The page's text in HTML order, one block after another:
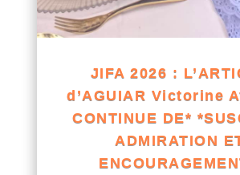
JIFA 2026 :
d’AGUIAR Victorine
CONTINUE DE*
ADMIRATION